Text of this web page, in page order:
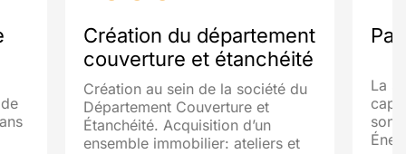
Création du département
couverture et étanchéité
Création au sein de la société du
Département Couverture et
Étanchéité. Acquisition d’un
ensemble immobilier: ateliers et
La
son